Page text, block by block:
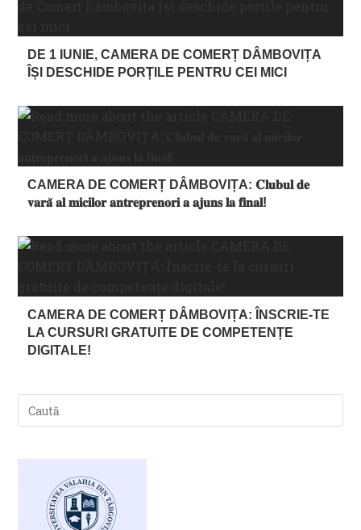
DE 1 IUNIE, CAMERA DE COMERȚ DÂMBOVIȚA
ÎȘI DESCHIDE PORȚILE PENTRU CEI MICI
CAMERA DE COMERȚ DÂMBOVIȚA: 𝐂𝐥𝐮𝐛𝐮𝐥 𝐝𝐞
𝐯𝐚𝐫𝐚̆ 𝐚𝐥 𝐦𝐢𝐜𝐢𝐥𝐨𝐫 𝐚𝐧𝐭𝐫𝐞𝐩𝐫𝐞𝐧𝐨𝐫𝐢 𝐚 𝐚𝐣𝐮𝐧𝐬 𝐥𝐚 𝐟𝐢𝐧𝐚𝐥!
CAMERA DE COMERȚ DÂMBOVIȚA: ÎNSCRIE-TE
LA CURSURI GRATUITE DE COMPETENȚE
DIGITALE!